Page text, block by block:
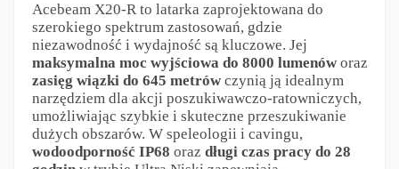
Acebeam X20-R to latarka zaprojektowana do
szerokiego spektrum zastosowań, gdzie
niezawodność i wydajność są kluczowe. Jej
maksymalna moc wyjściowa do 8000 lumenóworaz
zasięg wiązki do 645 metrówczynią ją idealnym
narzędziem dla akcji poszukiwawczo-ratowniczych,
umożliwiając szybkie i skuteczne przeszukiwanie
dużych obszarów. W speleologii i cavingu,
wodoodporność IP68 oraz długi czas pracy do 28